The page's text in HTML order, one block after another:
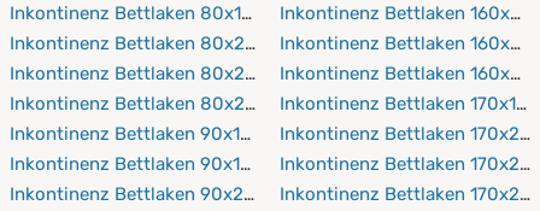
Inkontinenz Bettlaken 80x190 cm
Inkontinenz Bettlaken 80x200 cm
Inkontinenz Bettlaken 80x210 cm
Inkontinenz Bettlaken 80x220 cm
Inkontinenz Bettlaken 90x150 cm
Inkontinenz Bettlaken 90x190 cm
Inkontinenz Bettlaken 90x200 cm
Inkontinenz Bettlaken
Inkontinenz Bettlaken
Inkontinenz Bettlaken
Inkontinenz Bettlaken
Inkontinenz Bettlaken
Inkontinenz Bettlaken
Inkontinenz Bettlaken